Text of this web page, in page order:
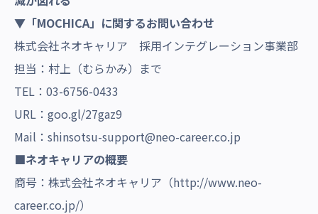
▼「MOCHICA」に関するお問い合わせ
株式会社ネオキャリア 採用インテグレーション事業部
担当：村上（むらかみ）まで
TEL：03-6756-0433
URL： goo.gl/27gaz9
Mail：shinsotsu-support@neo-career.co.jp
■ネオキャリアの概要
商号：株式会社ネオキャリア（http://www.neo-
career.co.jp/）